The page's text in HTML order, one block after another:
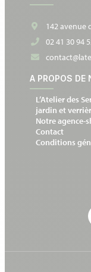
142 avenue
02 41 30 94
A PROPOS DE
L’Atelier des
jardin et
Notre agence-
Contact
Conditions